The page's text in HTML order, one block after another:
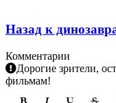
Назад к
Комментарии
Дорогие зрители,
фильмам!